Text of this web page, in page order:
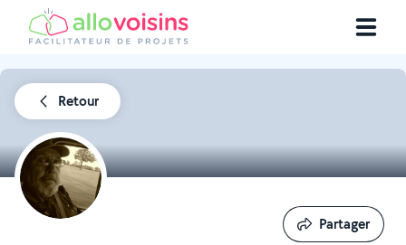
Retour
Partager
Partager